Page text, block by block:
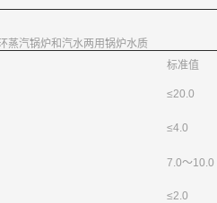
蒸汽锅炉和汽水两用锅炉水质
标准值
≤20.0
≤4.0
7.0～10.0
≤2.0